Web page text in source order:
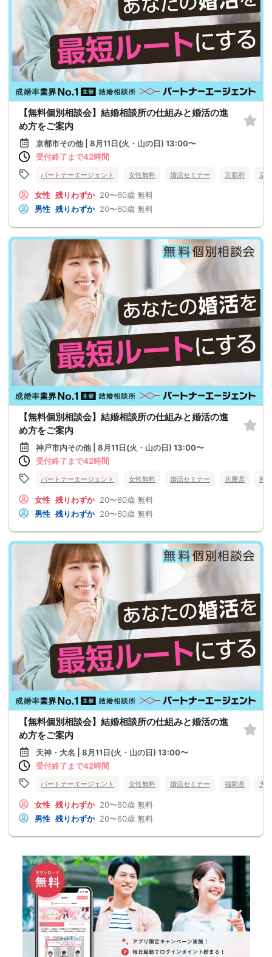
【無料個別相談会】結婚相談所の仕組みと婚活の進
め方をご案内
京都市その他 | 8月11日(火・山の日) 13:00〜
受付終了まで42時間
パートナーエージェント 女性無料 婚活セミナー 京都府 京
女性 残りわずか 20〜60歳 無料
男性 残りわずか 20〜60歳 無料
【無料個別相談会】結婚相談所の仕組みと婚活の進
め方をご案内
神戸市内その他 | 8月11日(火・山の日) 13:00〜
受付終了まで42時間
パートナーエージェント 女性無料 婚活セミナー 兵庫県 神
女性 残りわずか 20〜60歳 無料
男性 残りわずか 20〜60歳 無料
【無料個別相談会】結婚相談所の仕組みと婚活の進
め方をご案内
天神・大名 | 8月11日(火・山の日) 13:00〜
受付終了まで42時間
パートナーエージェント 女性無料 婚活セミナー 福岡県 天
女性 残りわずか 20〜60歳 無料
男性 残りわずか 20〜60歳 無料